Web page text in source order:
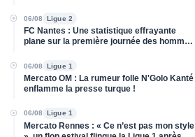
06/08 Ligue 2
FC Nantes : Une statistique effrayante
plane sur la première journée des hommes
06/08 Ligue 1
Mercato OM : La rumeur folle N'Golo Kanté
enflamme la presse turque !
06/08 Ligue 1
Mercato Rennes : « Ce n’est pas mon style